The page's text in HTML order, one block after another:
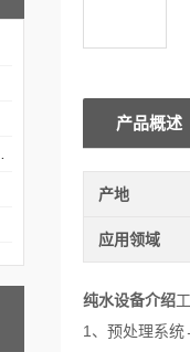
产品概述
产地
应用领域
纯水设备介绍
1、预处理系